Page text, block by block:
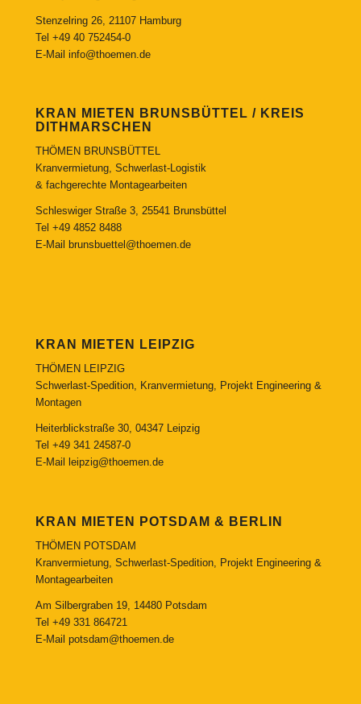
Stenzelring 26, 21107 Hamburg
Tel +49 40 752454-0
E-Mail info@thoemen.de
KRAN MIETEN BRUNSBÜTTEL / KREIS
DITHMARSCHEN
THÖMEN BRUNSBÜTTEL
Kranvermietung, Schwerlast-Logistik
& fachgerechte Montagearbeiten
Schleswiger Straße 3, 25541 Brunsbüttel
Tel +49 4852 8488
E-Mail
brunsbuettel@thoemen.de
KRAN MIETEN LEIPZIG
THÖMEN LEIPZIG
Schwerlast-Spedition, Kranvermietung, Projekt Engineering &
Montagen
Heiterblickstraße 30, 04347 Leipzig
Tel +49 341 24587-0
E-Mail
leipzig@thoemen.de
KRAN MIETEN POTSDAM & BERLIN
THÖMEN POTSDAM
Kranvermietung, Schwerlast-Spedition, Projekt Engineering &
Montagearbeiten
Am Silbergraben 19, 14480 Potsdam
Tel +49 331 864721
E-Mail potsdam@thoemen.de